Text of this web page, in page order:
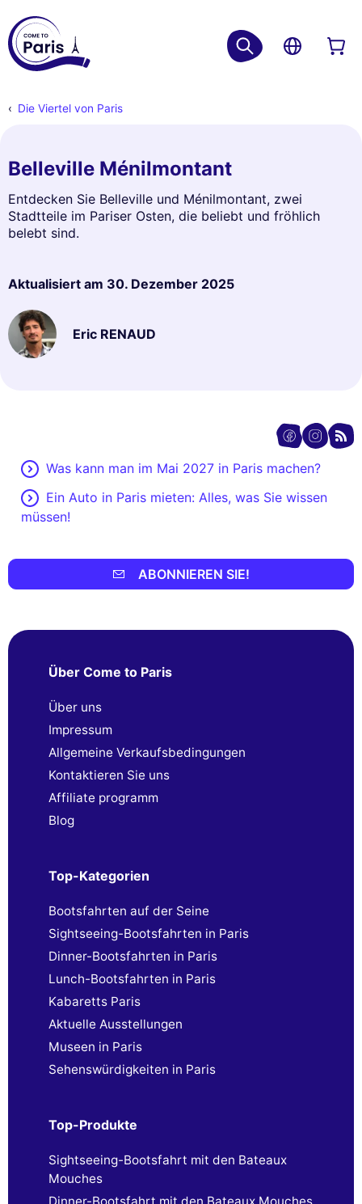
Die Viertel von Paris
Belleville Ménilmontant
Entdecken Sie Belleville und Ménilmontant, zwei
Stadtteile im Pariser Osten, die beliebt und fröhlich
belebt sind.
Aktualisiert am 30. Dezember 2025
Eric RENAUD
Was kann man im Mai 2027 in Paris machen?
Ein Auto in Paris mieten: Alles, was Sie wissen
müssen!
ABONNIEREN SIE!
Über Come to Paris
Über uns
Impressum
Allgemeine Verkaufsbedingungen
Kontaktieren Sie uns
Affiliate programm
Blog
Top-Kategorien
Bootsfahrten auf der Seine
Sightseeing-Bootsfahrten in Paris
Dinner-Bootsfahrten in Paris
Lunch-Bootsfahrten in Paris
Kabaretts Paris
Aktuelle Ausstellungen
Museen in Paris
Sehenswürdigkeiten in Paris
Top-Produkte
Sightseeing-Bootsfahrt mit den Bateaux
Mouches